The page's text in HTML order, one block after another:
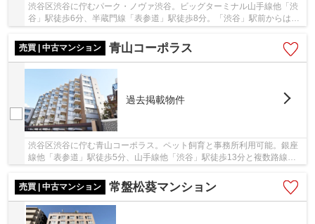
渋谷区渋谷に佇むパーク・ノヴァ渋谷。ビッグターミナル山手線他「渋
谷」駅徒歩6分、半蔵門線「表参道」駅徒歩8分。「渋谷」駅前からは空
港や地方行きのリムジンバスも出ており利便性...
売買 | 中古マンション
青山コーポラス
過去掲載物件
渋谷区渋谷に佇む青山コーポラス。ペット飼育と事務所利用可能。銀座
線他「表参道」駅徒歩5分、山手線他「渋谷」駅徒歩13分と複数路線利
売買 | 中古マンション
常盤松葵マンション